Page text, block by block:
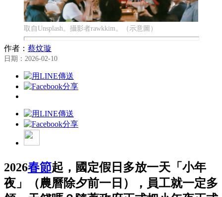
取自Unsplash。攝影者rawkkim。（示意圖）
作者： 蔡炆璇
日期：2026-02-10
2026春節起，國定假日多放一天「小年
夜」（農曆除夕前一日），員工就一定多